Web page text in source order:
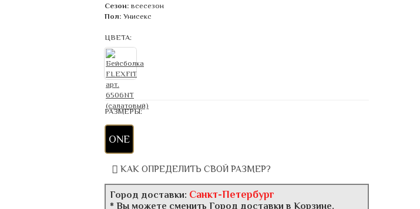
Сезон: всесезон
Пол: Унисекс
ЦВЕТА:
РАЗМЕРЫ:
ONE
КАК ОПРЕДЕЛИТЬ СВОЙ РАЗМЕР?
Город доставки: Санкт-Петербург
* Вы можете сменить Город доставки в Корзине.